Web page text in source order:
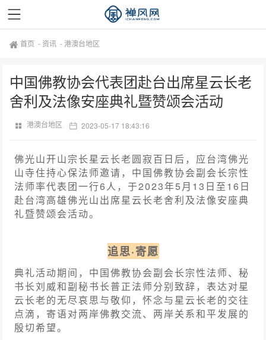
首页 - 资讯 -港澳台地区
中国佛教协会代表团赴台出席星云长老
舍利及法像安座典礼暨赞颂会活动
港澳台地区 2023-05-17 18:43:16
佛光山开山宗长星云长老圆寂百日后，应台湾佛光
山寺住持心保法师邀请，中国佛教协会副会长宗性
法师率代表团一行6人，于2023年5月13日至16日
赴台湾高雄佛光山出席星云长老舍利及法像安座典
礼暨赞颂会活动。
追思·寄愿
典礼活动期间，中国佛教协会副会长宗性法师、秘
书长刘威和副秘书长普正法师分别致辞，表达对星
云长老的无尽哀思与敬仰，怀念与星云长老的交往
点滴，寄语对两岸佛教交流、两岸关系和平发展的
殷切希望。